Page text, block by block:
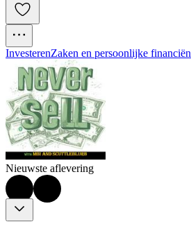
InvesterenZaken en persoonlijke financiën
Nieuwste aflevering